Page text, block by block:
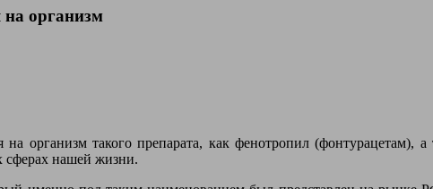
на организм
организм такого препарата, как фенотропил (фонтурацетам),
сферах нашей жизни.